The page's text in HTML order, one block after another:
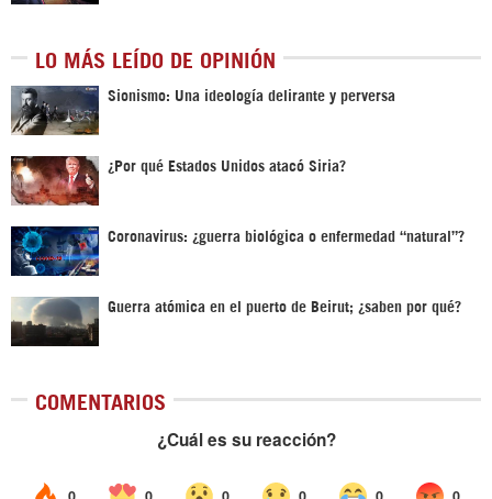
LO MÁS LEÍDO DE OPINIÓN
Sionismo: Una ideología delirante y perversa
¿Por qué Estados Unidos atacó Siria?
Coronavirus: ¿guerra biológica o enfermedad “natural”?
Guerra atómica en el puerto de Beirut; ¿saben por qué?
COMENTARIOS